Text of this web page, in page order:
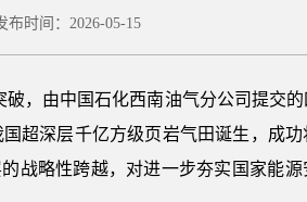
时间：2026-05-15
，由中国石化西南油气分公司提交
超深层千亿方级页岩气田诞生，成
战略性跨越，对进一步夯实国家能